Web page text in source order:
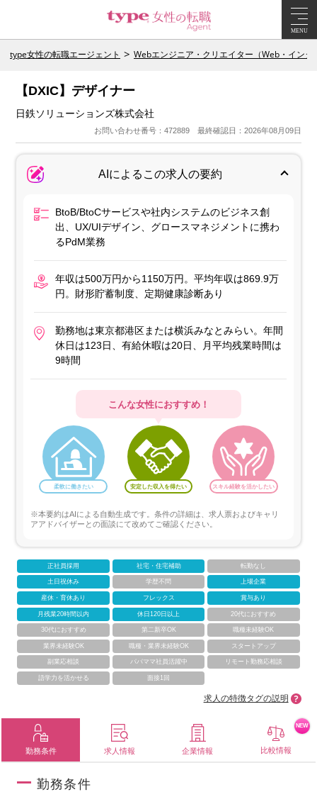
MENU
type女性の転職エージェント Webエンジニア・クリエイター（Web・インタ
【DXIC】デザイナー
日鉄ソリューションズ株式会社
お問い合わせ番号：472889 最終確認日：2026年08月09日
AIによるこの求人の要約
BtoB/BtoCサービスや社内システムのビジネス創
出、UX/UIデザイン、グロースマネジメントに携わ
るPdM業務
年収は500万円から1150万円。平均年収は869.9万
円。財形貯蓄制度、定期健康診断あり
勤務地は東京都港区または横浜みなとみらい。年間
休日は123日、有給休暇は20日、月平均残業時間は
9時間
こんな女性におすすめ！
柔軟に働きたい 安定した収入を得たい スキル経験を活かしたい
※本要約はAIによる自動生成です。条件の詳細は、求人票およびキャリ
アアドバイザーとの面談にて改めてご確認ください。
正社員採用 社宅・住宅補助 転勤なし
土日祝休み 学歴不問 上場企業
産休・育休あり フレックス 賞与あり
月残業20時間以内 休日120日以上 20代におすすめ
30代におすすめ 第二新卒OK 職種未経験OK
業界未経験OK 職種・業界未経験OK スタートアップ
副業応相談 パパママ社員活躍中 リモート勤務応相談
語学力を活かせる 面接1回
求人の特徴タグの説明
勤務条件 求人情報 企業情報 比較情報
NEW
勤務条件